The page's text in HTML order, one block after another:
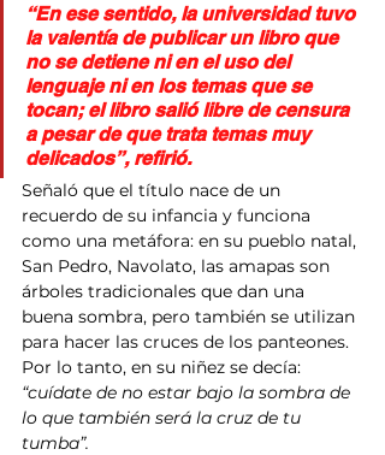
“En ese sentido, la universidad tuvo
la valentía de publicar un libro que
no se detiene ni en el uso del
lenguaje ni en los temas que se
tocan; el libro salió libre de censura
a pesar de que trata temas muy
delicados”, refirió.
Señaló que el título nace de un
recuerdo de su infancia y funciona
como una metáfora: en su pueblo natal,
San Pedro, Navolato, las amapas son
árboles tradicionales que dan una
buena sombra, pero también se utilizan
para hacer las cruces de los panteones.
Por lo tanto, en su niñez se decía:
“cuídate de no estar bajo la sombra de
lo que también será la cruz de tu
tumba”.